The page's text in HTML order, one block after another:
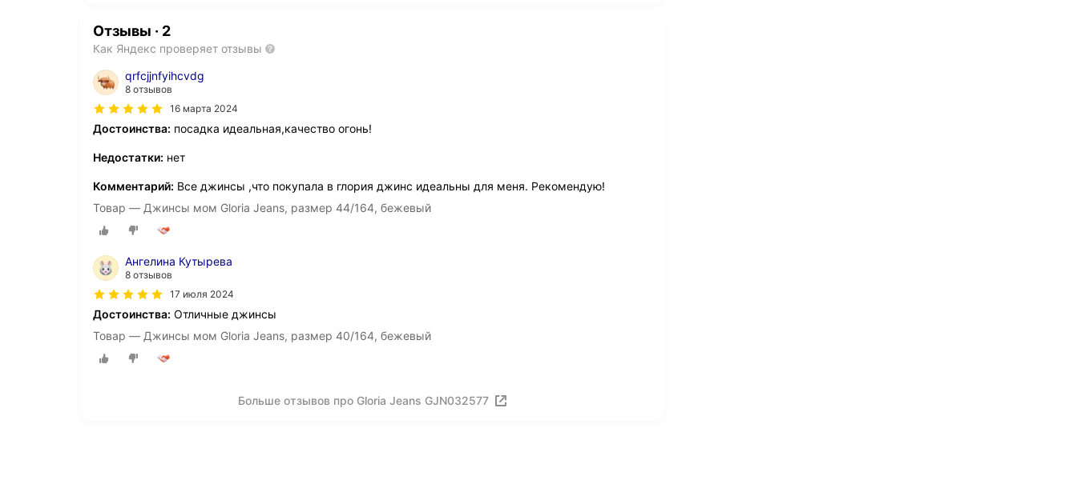
Отзывы · 2
Как Яндекс проверяет отзывы
qrfcjjnfyihcvdg
8 отзывов
16 марта 2024
Достоинства: посадка идеальная,качество огонь!
Недостатки: нет
Комментарий: Все джинсы ,что покупала в глория джинс идеальны для меня. Рекомендую!
Товар — Джинсы мом Gloria Jeans, размер 44/164, бежевый
Ангелина Кутырева
8 отзывов
17 июля 2024
Достоинства: Отличные джинсы
Товар — Джинсы мом Gloria Jeans, размер 40/164, бежевый
Больше отзывов про Gloria Jeans GJN032577